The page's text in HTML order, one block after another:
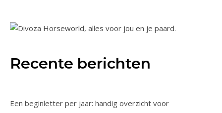
Recente berichten
Een beginletter per jaar: handig overzicht voor